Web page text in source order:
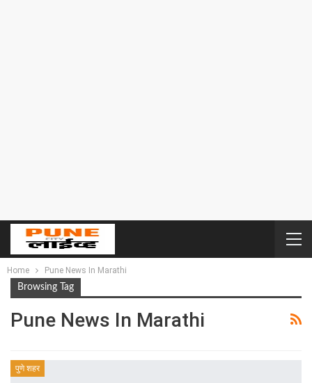
Home
Pune News In Marathi
Browsing Tag
Pune News In Marathi
पुणे शहर